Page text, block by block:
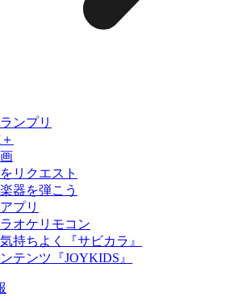
ンプリ
リクエスト
器を弾こう
プリ
オケリモコン
持ちよく『サビカラ』
テンツ『JOYKIDS』